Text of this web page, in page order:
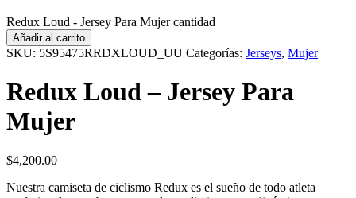
Redux Loud - Jersey Para Mujer cantidad
Añadir al carrito
SKU: 5S95475RRDXLOUD_UU Categorías: Jerseys, Mujer
Redux Loud – Jersey Para
Mujer
$4,200.00
Nuestra camiseta de ciclismo Redux es el sueño de todo atleta